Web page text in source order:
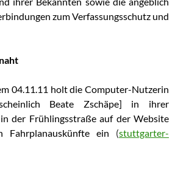
zum Verfassungsschutz und
04.11.11 holt die Computer-Nutzerin
Beate Zschäpe] in ihrer
der Frühlingsstraße auf der Website
Fahrplanauskünfte ein (stuttgarter-